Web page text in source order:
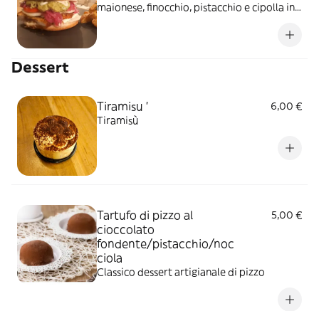
maionese, finocchio, pistacchio e cipolla in
Dessert
Tiramisu '
6,00 €
Tiramisù
Tartufo di pizzo al
cioccolato
fondente/pistacchio/noc
ciola
5,00 €
Classico dessert artigianale di pizzo